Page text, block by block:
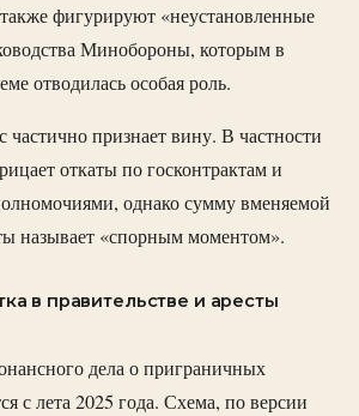
фигурируют «неустановленные
Минобороны, которым в
отводилась особая роль.
частично признает вину. В частности
откаты по госконтрактам и
однако сумму вменяемой
называет «спорным моментом».
в правительстве и аресты
дела о приграничных
с лета 2025 года. Схема, по версии